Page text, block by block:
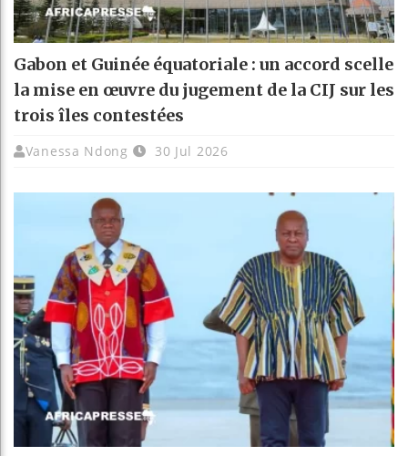
Gabon et Guinée équatoriale : un accord scelle
la mise en œuvre du jugement de la CIJ sur les
trois îles contestées
Vanessa Ndong 30 Jul 2026